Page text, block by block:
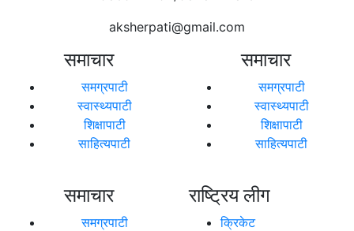
aksherpati@gmail.com
समाचार
समग्रपाटी
स्वास्थ्यपाटी
शिक्षापाटी
साहित्यपाटी
समाचार
समग्रपाटी
स्वास्थ्यपाटी
शिक्षापाटी
साहित्यपाटी
समाचार
समग्रपाटी
राष्ट्रिय लीग
क्रिकेट